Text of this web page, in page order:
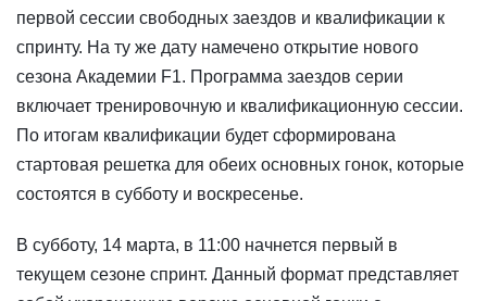
первой сессии свободных заездов и квалификации к
спринту. На ту же дату намечено открытие нового
сезона Академии F1. Программа заездов серии
включает тренировочную и квалификационную сессии.
По итогам квалификации будет сформирована
стартовая решетка для обеих основных гонок, которые
состоятся в субботу и воскресенье.
В субботу, 14 марта, в 11:00 начнется первый в
текущем сезоне спринт. Данный формат представляет